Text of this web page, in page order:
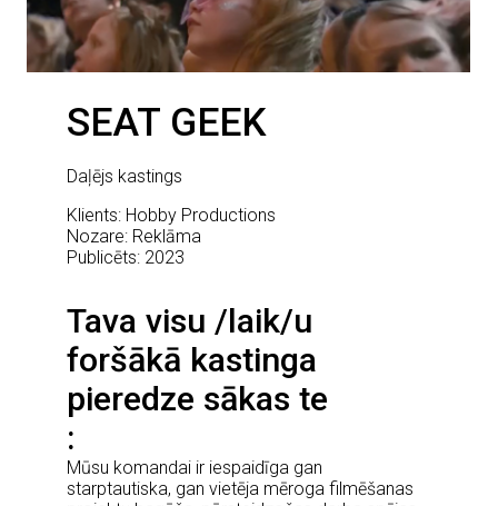
SEAT GEEK
Daļējs kastings
Klients: Hobby Productions
Nozare: Reklāma
Publicēts: 2023
Tava visu /laik/u
foršākā kastinga
pieredze sākas te
Mūsu komandai ir iespaidīga gan
starptautiska, gan vietēja mēroga filmēšanas